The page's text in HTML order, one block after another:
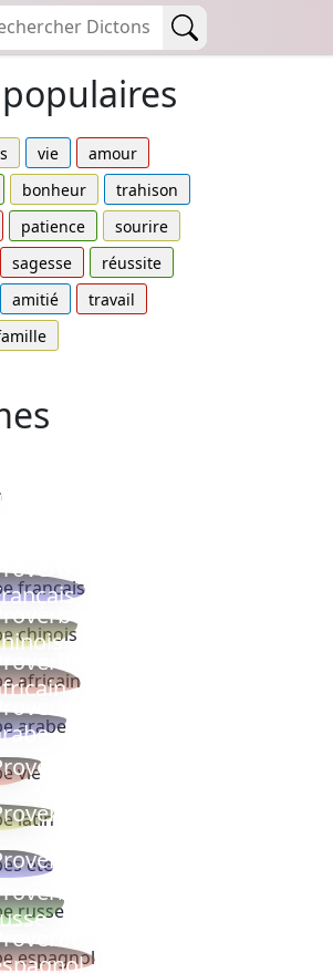
vie
amour
bonheur
trahison
patience
sourire
sagesse
réussite
amitié
travail
vie
latin
ete